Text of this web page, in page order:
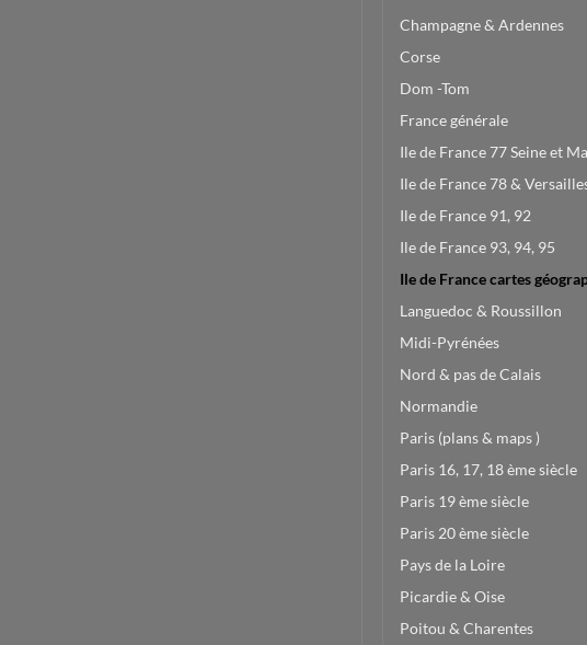
Champagne & Ardennes
Corse
Dom -Tom
France générale
Ile de France 77 Seine et
Ile de France 78 &
Ile de France 91, 92
Ile de France 93, 94, 95
Ile de France cartes
Languedoc & Roussillon
Midi-Pyrénées
Nord & pas de Calais
Normandie
Paris (plans & maps )
Paris 16, 17, 18 ème siècle
Paris 19 ème siècle
Paris 20 ème siècle
Pays de la Loire
Picardie & Oise
Poitou & Charentes